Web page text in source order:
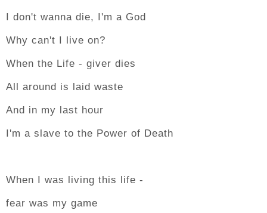
I don't wanna die, I'm a God
Why can't I live on?
When the Life - giver dies
All around is laid waste
And in my last hour
I'm a slave to the Power of Death
When I was living this life -
fear was my game